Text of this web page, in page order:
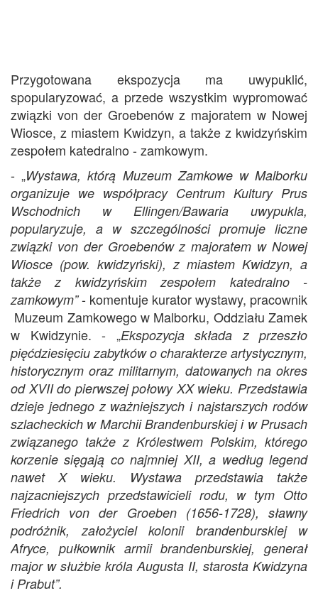
Przygotowana ekspozycja ma uwypuklić,
spopularyzować, a przede wszystkim wypromować
związki von der Groebenów z majoratem w Nowej
Wiosce, z miastem Kwidzyn, a także z kwidzyńskim
zespołem katedralno - zamkowym.
- „Wystawa, którą Muzeum Zamkowe w Malborku
organizuje we współpracy Centrum Kultury Prus
Wschodnich w Ellingen/Bawaria uwypukla,
popularyzuje, a w szczególności promuje liczne
związki von der Groebenów z majoratem w Nowej
Wiosce (pow. kwidzyński), z miastem Kwidzyn, a
także z kwidzyńskim zespołem katedralno -
zamkowym”- komentuje kurator wystawy, pracownik
Muzeum Zamkowego w Malborku, Oddziału Zamek
w Kwidzynie. - „Ekspozycja składa z przeszło
pięćdziesięciu zabytków o charakterze artystycznym,
historycznym oraz militarnym, datowanych na okres
od XVII do pierwszej połowy XX wieku. Przedstawia
dzieje jednego z ważniejszych i najstarszych rodów
szlacheckich w Marchii Brandenburskiej i w Prusach
związanego także z Królestwem Polskim, którego
korzenie sięgają co najmniej XII, a według legend
nawet X wieku. Wystawa przedstawia także
najzacniejszych przedstawicieli rodu, w tym Otto
Friedrich von der Groeben (1656-1728), sławny
podróżnik, założyciel kolonii brandenburskiej w
Afryce, pułkownik armii brandenburskiej, generał
major w służbie króla Augusta II, starosta Kwidzyna
i Prabut”.